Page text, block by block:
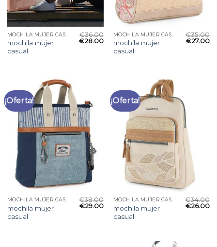
MOCHILA MUJER CASUAL
mochila mujer
casual
€36.00
€28.00
MOCHILA MUJER CASUAL
mochila mujer
casual
€35.00
€27.00
¡Oferta!
MOCHILA MUJER CASUAL
mochila mujer
casual
€38.00
€29.00
¡Oferta!
MOCHILA MUJER CASUAL
mochila mujer
casual
€34.00
€26.00